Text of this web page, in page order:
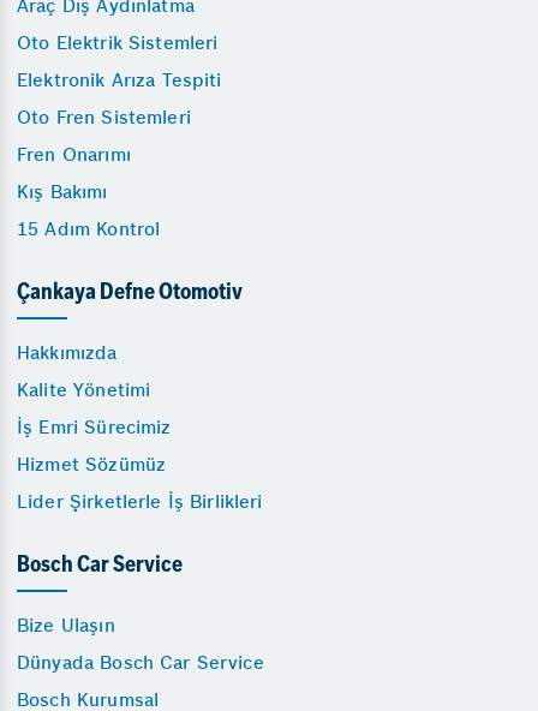
Araç Dış Aydınlatma
Oto Elektrik Sistemleri
Elektronik Arıza Tespiti
Oto Fren Sistemleri
Fren Onarımı
Kış Bakımı
15 Adım Kontrol
Çankaya Defne Otomotiv
Hakkımızda
Kalite Yönetimi
İş Emri Sürecimiz
Hizmet Sözümüz
Lider Şirketlerle İş Birlikleri
Bosch Car Service
Bize Ulaşın
Dünyada Bosch Car Service
Bosch Kurumsal